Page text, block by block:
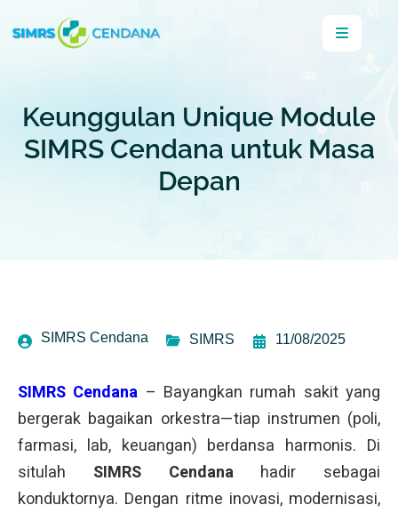
Keunggulan Unique Module
SIMRS Cendana untuk Masa
Depan
SIMRS Cendana SIMRS 11/08/2025
SIMRS Cendana – Bayangkan rumah sakit yang
bergerak bagaikan orkestra—tiap instrumen (poli,
farmasi, lab, keuangan) berdansa harmonis. Di
situlah SIMRS Cendanahadir sebagai
konduktornya. Dengan ritme inovasi, modernisasi,